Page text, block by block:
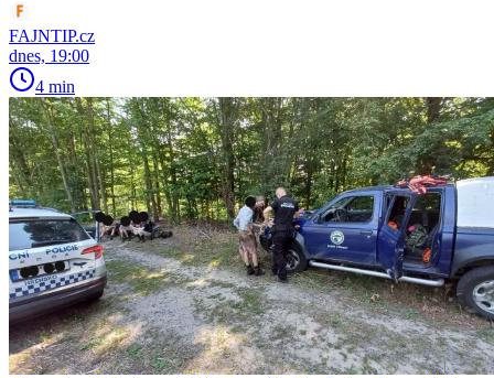
FAJNTIP.cz
dnes, 19:00
4 min